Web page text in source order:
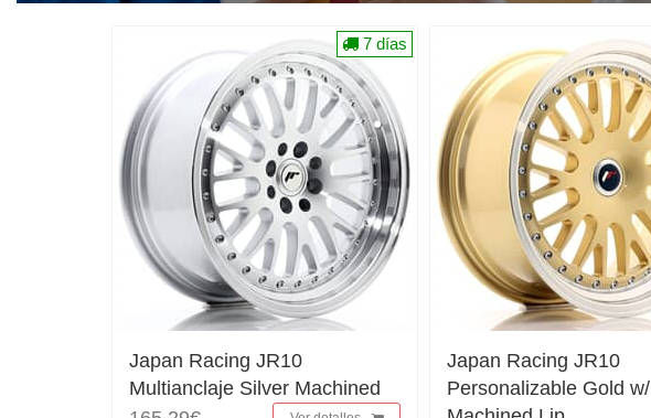
Japan Racing JR10
Multianclaje Silver Machined
7 días
Japan Racing JR10
Personalizable Gold w/